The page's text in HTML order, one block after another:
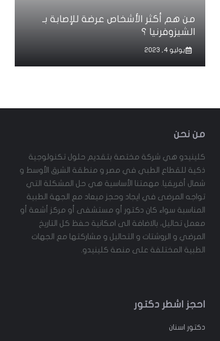
من هم أكثر الأشخاص عرضة للإصابة بـ
الشيزوفرنيا ؟
يوليو 4, 2023
من نحن
كلينيدو هي شركة مختصة بتقديم حلول تكنولوجية
ذكية للقطاع الطبي في مصر و منطقة الشرق الأوسط و
شمال أفريقيا. مهمتنا الأساسية هي حل المشكلة التي
تواجه المرضى في ايجاد وحجز ميعاد مع الجهة الطبية
المناسبة سواء كان دكتور أو مستشفى أو مركز أشعة أو
معمل تحاليل، بالاضافة الى امكانية حفظ كل التاريخ
المرضي و الروشتات و التحاليل و مشاركتها مع الجهات
الطبية المختلفة على منصة كلينيدو.
احجز اشطر دكتور
دكتور اسنان